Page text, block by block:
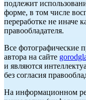
подлежит
форме, в том числе
переработке не иначе
правообладателя.
Все фотографические
автора на сайте
и являются
без согласия
На информационном